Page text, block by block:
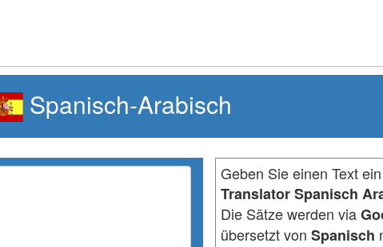
Spanisch-Arabisch
Geben Sie einen Text
Translator Spanisch
Die Sätze werden via
übersetzt vonSpanisch